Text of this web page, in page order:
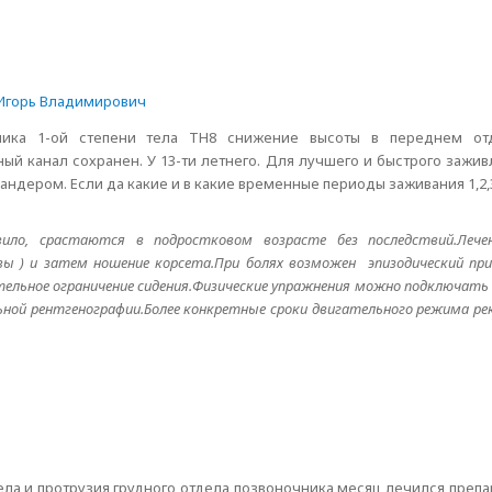
Владимирович
1-ой степени тела ТН8 снижение высоты в переднем
канал сохранен. У 13-ти летнего. Для лучшего и быстрого
Если да какие и в какие временные периоды заживания
срастаются в подростковом возрасте без
и затем ношение корсета.При болях возможен эпизодический
ограничение сидения.Физические упражнения можно подключать
рентгенографии.Более конкретные сроки двигательного режима
и протрузия грудного отдела позвоночника,месяц лечился